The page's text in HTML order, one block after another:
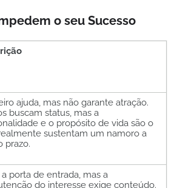
o seu Sucesso
ajuda, mas não garante atração.
buscam status, mas a
e o propósito de vida são o
sustentam um namoro a
prazo.
a porta de entrada, mas a
do interesse exige conteúdo.